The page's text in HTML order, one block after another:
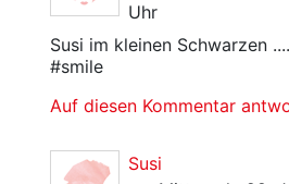
Uhr
Susi im kleinen Schwarzen
#smile
Auf diesen Kommentar
Susi